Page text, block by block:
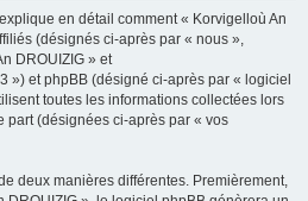
en détail comment « Korvigelloù An
(désignés ci-après par « nous »,
DROUIZIG » et
») et phpBB (désigné ci-après par « logiciel
toutes les informations collectées lors
part (désignées ci-après par « vos
deux manières différentes. Premièrement,